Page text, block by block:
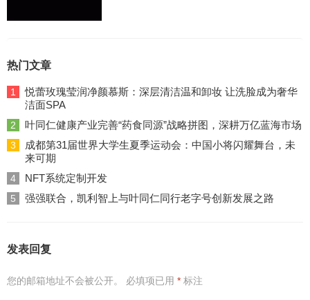
热门文章
1
悦蕾玫瑰莹润净颜慕斯：深层清洁温和卸妆 让洗脸成为奢华
洁面SPA
2 叶同仁健康产业完善“药食同源”战略拼图，深耕万亿蓝海市场
3
成都第31届世界大学生夏季运动会：中国小将闪耀舞台，未
来可期
4 NFT系统定制开发
5 强强联合，凯利智上与叶同仁同行老字号创新发展之路
发表回复
您的邮箱地址不会被公开。 必填项已用 * 标注